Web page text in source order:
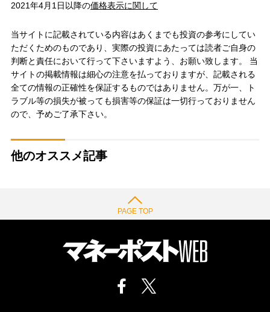
2021年4月1日以降の価格表示に関して
当サイトに記載されている内容はあくまでも投資の参考にしてい
ただくためのものであり、実際の投資にあたっては読者ご自身の
判断と責任において行って下さいますよう、お願い致します。 当
サイトの掲載情報は細心の注意を払っておりますが、記載される
全ての情報の正確性を保証するものではありません。万が一、ト
ラブル等の損失が被っても損害等の保証は一切行っておりません
ので、予めご了承下さい。
他のオススメ記事
PAGE TOP